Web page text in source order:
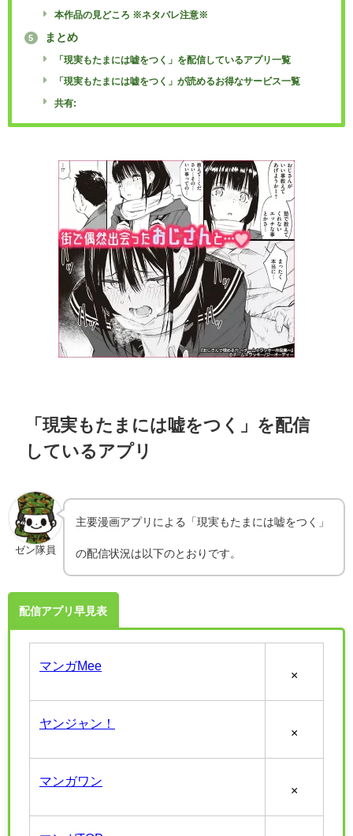
本作品の見どころ ※ネタバレ注意※
5 まとめ
「現実もたまには嘘をつく」を配信しているアプリ一覧
「現実もたまには嘘をつく」が読めるお得なサービス一覧
共有:
「現実もたまには嘘をつく」を配信
しているアプリ
ゼン隊員
主要漫画アプリによる「現実もたまには嘘をつく」
の配信状況は以下のとおりです。
配信アプリ早見表
マンガMee
×
ヤンジャン！
×
マンガワン
×